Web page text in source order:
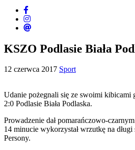
KSZO Podlasie Biała
12 czerwca 2017 Sport
Udanie pożegnali się ze swoimi kibicami
2:0 Podlasie Biała Podlaska.
Prowadzenie dał pomarańczowo-
14 minucie wykorzystał wrzutkę na długi
Persony.